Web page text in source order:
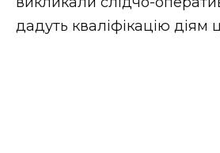
дадуть кваліфікацію діям